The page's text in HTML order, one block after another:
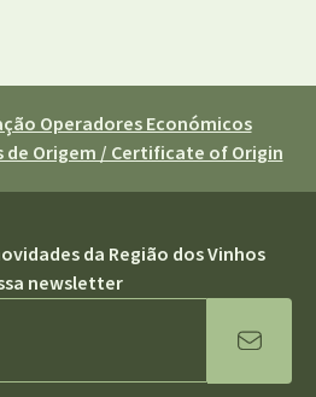
Operadores Económicos
de Origem / Certificate of Origin
da Região dos Vinhos
newsletter